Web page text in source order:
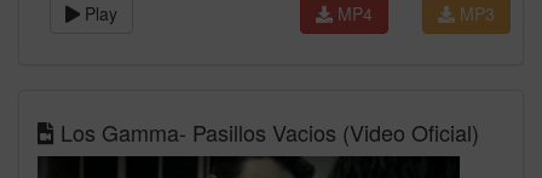
Play MP3
MP4
Los Gamma- Pasillos Vacios (Video Oficial)